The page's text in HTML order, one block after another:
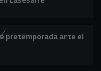
pretemporada ante el